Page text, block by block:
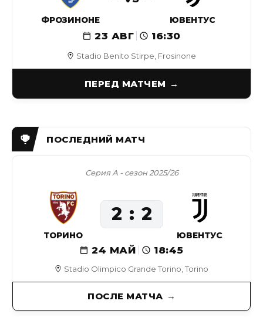
Stadio Benito Stirpe, Frosinone
ФРОЗИНОНЕ ЮВЕНТУС
23 АВГ 16:30
ПЕРЕД МАТЧЕМ
Stadio Olimpico Grande Torino, Torino
Серия А - сезон 2025/26
24 МАЙ 18:45
ТОРИНО
2 2
ЮВЕНТУС
ПОСЛЕ МАТЧА